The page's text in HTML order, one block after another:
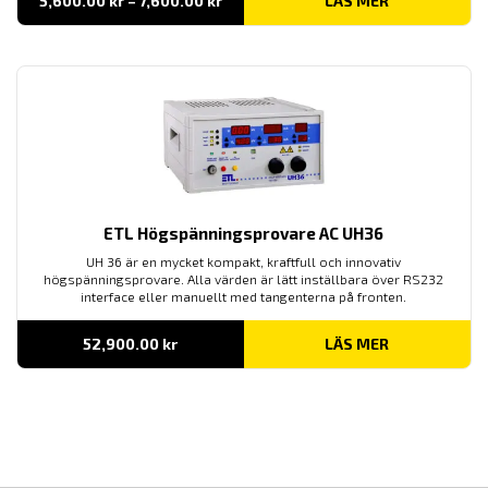
till
ETL Högspänningsprovare AC UH36
UH 36 är en mycket kompakt, kraftfull och innovativ
högspänningsprovare. Alla värden är lätt inställbara över RS232
interface eller manuellt med tangenterna på fronten.
52,900.00 kr LÄS MER